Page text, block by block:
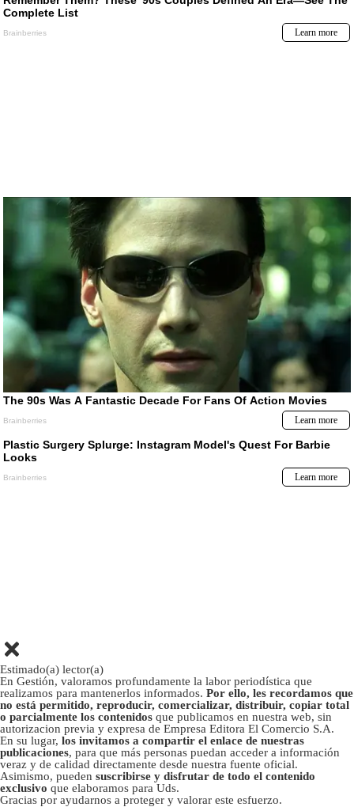
Estimado(a) lector(a)
En Gestión, valoramos profundamente la labor periodística que
realizamos para mantenerlos informados. Por ello, les recordamos que
no está permitido, reproducir, comercializar, distribuir, copiar total
o parcialmente los contenidos que publicamos en nuestra web, sin
autorizacion previa y expresa de Empresa Editora El Comercio S.A.
En su lugar, los invitamos a compartir el enlace de nuestras
publicaciones, para que más personas puedan acceder a información
veraz y de calidad directamente desde nuestra fuente oficial.
Asimismo, pueden suscribirse y disfrutar de todo el contenido
exclusivo que elaboramos para Uds.
Gracias por ayudarnos a proteger y valorar este esfuerzo.